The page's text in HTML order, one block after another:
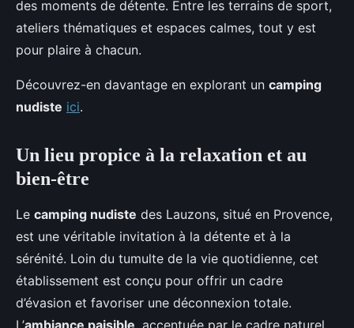
des moments de détente. Entre les terrains de sport,
ateliers thématiques et espaces calmes, tout y est
pour plaire à chacun.
Découvrez-en davantage en explorant un camping
nudiste ici.
Un lieu propice à la relaxation et au
bien-être
Le camping nudiste des Lauzons, situé en Provence,
est une véritable invitation à la détente et à la
sérénité. Loin du tumulte de la vie quotidienne, cet
établissement est conçu pour offrir un cadre
d’évasion et favoriser une déconnexion totale.